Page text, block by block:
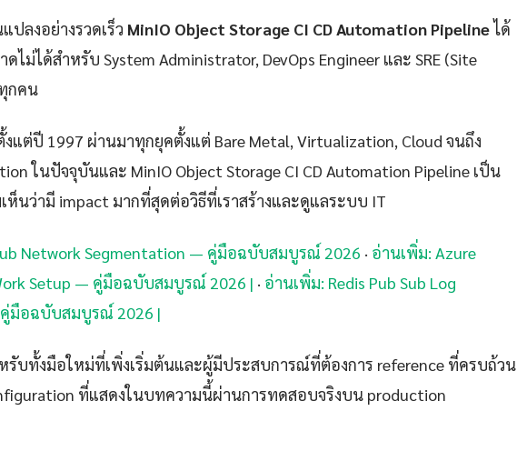
ปลงอย่างรวดเร็ว MinIO Object Storage CI CD Automation Pipelineได้
ไม่ได้สำหรับ System Administrator, DevOps Engineer และ SRE (Site
กคน
แต่ปี 1997 ผ่านมาทุกยุคตั้งแต่ Bare Metal, Virtualization, Cloud จนถึง
ในปัจจุบันและ MinIO Object Storage CI CD Automation Pipeline เป็น
ห็นว่ามี impact มากที่สุดต่อวิธีที่เราสร้างและดูแลระบบ IT
Network Segmentation — คู่มือฉบับสมบูรณ์ 2026 · อ่านเพิ่ม: Azure
Setup — คู่มือฉบับสมบูรณ์ 2026 | · อ่านเพิ่ม: Redis Pub Sub Log
คู่มือฉบับสมบูรณ์ 2026 |
บทั้งมือใหม่ที่เพิ่งเริ่มต้นและผู้มีประสบการณ์ที่ต้องการ reference ที่ครบถ้วน
ที่แสดงในบทความนี้ผ่านการทดสอบจริงบน production